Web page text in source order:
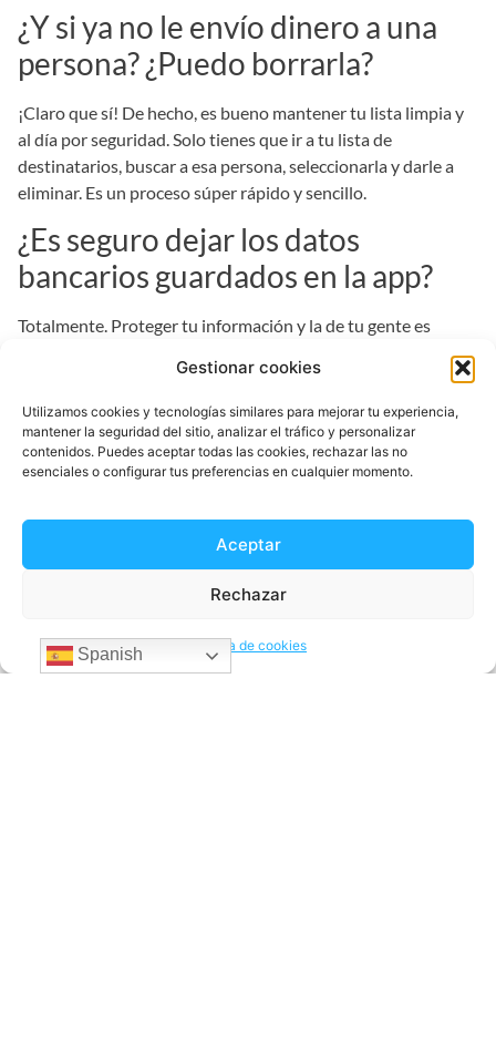
Gestionar cookies
Utilizamos cookies y tecnologías similares para mejorar tu experiencia,
mantener la seguridad del sitio, analizar el tráfico y personalizar
contenidos. Puedes aceptar todas las cookies, rechazar las no
esenciales o configurar tus preferencias en cualquier momento.
Aceptar
Rechazar
Política de cookies
¿Y si ya no le envío dinero a una
persona? ¿Puedo borrarla?
¡Claro que sí! De hecho, es bueno mantener tu lista limpia y
al día por seguridad. Solo tienes que ir a tu lista de
destinatarios, buscar a esa persona, seleccionarla y darle a
eliminar. Es un proceso súper rápido y sencillo.
¿Es seguro dejar los datos
bancarios guardados en la app?
Totalmente. Proteger tu información y la de tu gente es
misma tecnología de seguridad que los grandes bancos para
blindar todos los datos. Te aseguramos que están mucho más
seguros en la app que apuntados en un papelito o en las
notas del celular.
en todo para que tus envíos sean fáciles y, sobre todo,
seguros. Empieza a enviar dinero en minutos con la mejor
tasa del mercado y sin comisiones ocultas ni sorpresas.
Spanish